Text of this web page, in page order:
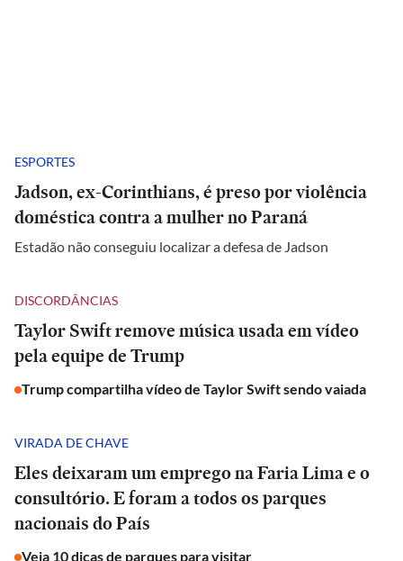
ESPORTES
Jadson, ex-Corinthians, é preso por violência
doméstica contra a mulher no Paraná
Estadão não conseguiu localizar a defesa de Jadson
DISCORDÂNCIAS
Taylor Swift remove música usada em vídeo
pela equipe de Trump
Trump compartilha vídeo de Taylor Swift sendo vaiada
VIRADA DE CHAVE
Eles deixaram um emprego na Faria Lima e o
consultório. E foram a todos os parques
nacionais do País
Veja 10 dicas de parques para visitar